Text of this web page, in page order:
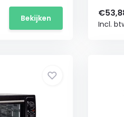
Bekijken
Incl.